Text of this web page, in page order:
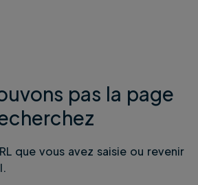
pas la page
que vous avez saisie ou revenir